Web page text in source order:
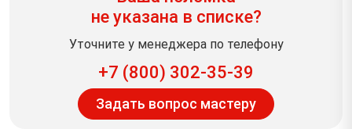
не указана в списке?
Уточните у менеджера по телефону
+7 (800) 302-35-39
Задать вопрос мастеру